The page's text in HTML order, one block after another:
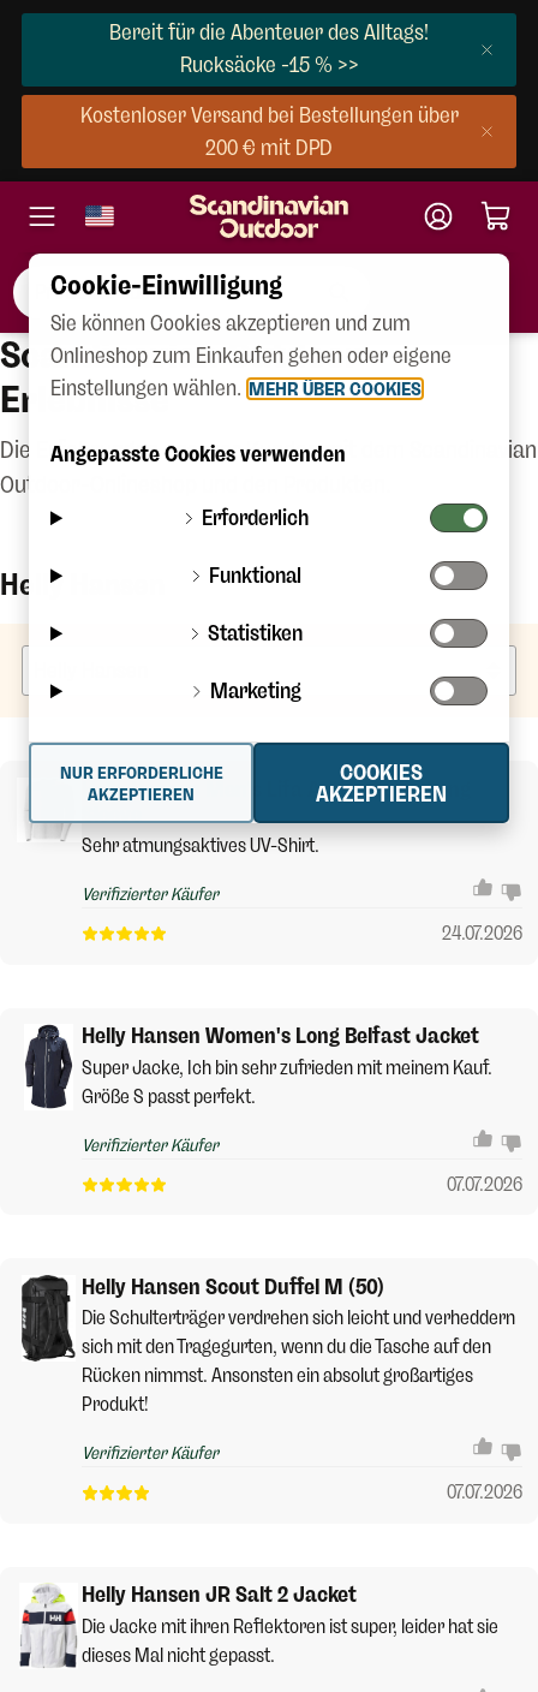
Bereit für die Abenteuer des Alltags!
Rucksäcke -15 % >>
Kostenloser Versand bei Bestellungen über
200 € mit DPD
Scandinavian Outdoor-
Erlebnisse
Die Erfahrungen unserer Kunden mit dem Scandinavian
Outdoor-Onlineshop und den Produkten.
Helly Hansen
Helly Hansen Men's Lifa Active Solen Long
Sleeve
Sehr atmungsaktives UV-Shirt.
Verifizierter Käufer
24.07.2026
Helly Hansen Women's Long Belfast Jacket
Super Jacke, Ich bin sehr zufrieden mit meinem Kauf.
Größe S passt perfekt.
Verifizierter Käufer
07.07.2026
Helly Hansen Scout Duffel M (50)
Die Schulterträger verdrehen sich leicht und verheddern
sich mit den Tragegurten, wenn du die Tasche auf den
Rücken nimmst. Ansonsten ein absolut großartiges
Produkt!
Verifizierter Käufer
07.07.2026
Helly Hansen JR Salt 2 Jacket
Die Jacke mit ihren Reflektoren ist super, leider hat sie
dieses Mal nicht gepasst.
Cookie-Einwilligung
Sie können Cookies akzeptieren und zum
Onlineshop zum Einkaufen gehen oder eigene
Einstellungen wählen. MEHR ÜBER COOKIES
Angepasste Cookies verwenden
Erforderlich
Funktional
Statistiken
Marketing
COOKIES
AKZEPTIEREN
NUR ERFORDERLICHE
AKZEPTIEREN